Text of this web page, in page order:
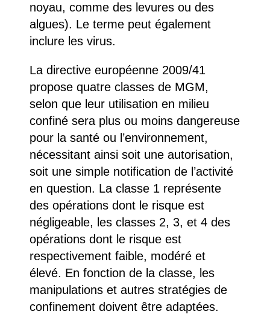
noyau, comme des levures ou des
algues). Le terme peut également
inclure les virus.
La directive européenne 2009/41
propose quatre classes de MGM,
selon que leur utilisation en milieu
confiné sera plus ou moins dangereuse
pour la santé ou l’environnement,
nécessitant ainsi soit une autorisation,
soit une simple notification de l’activité
en question. La classe 1 représente
des opérations dont le risque est
négligeable, les classes 2, 3, et 4 des
opérations dont le risque est
respectivement faible, modéré et
élevé. En fonction de la classe, les
manipulations et autres stratégies de
confinement doivent être adaptées.